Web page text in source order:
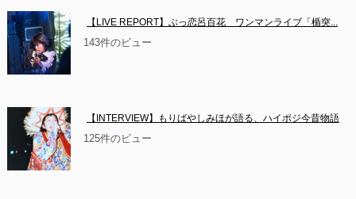
【LIVE REPORT】ぶっ恋呂百花　ワンマンライブ「楯突...
143件のビュー
【INTERVIEW】もりばやしみほが語る、ハイポジ今昔物語
125件のビュー